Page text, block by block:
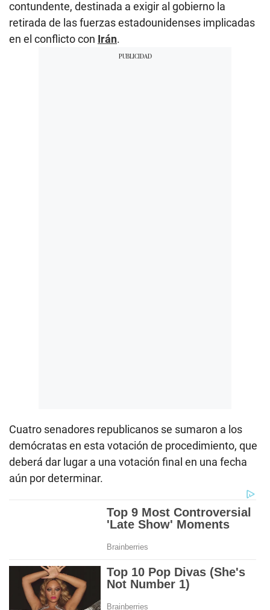
contundente, destinada a exigir al gobierno la
retirada de las fuerzas estadounidenses implicadas
en el conflicto con Irán.
Cuatro senadores republicanos se sumaron a los
demócratas en esta votación de procedimiento, que
deberá dar lugar a una votación final en una fecha
aún por determinar.